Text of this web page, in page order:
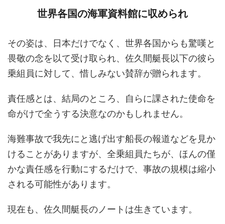
世界各国の海軍資料館に収められ
その姿は、日本だけでなく、世界各国からも驚嘆と
畏敬の念を以て受け取られ、佐久間艇長以下の彼ら
乗組員に対して、惜しみない賛辞が贈られます。
責任感とは、結局のところ、自らに課された使命を
命がけで全うする決意なのかもしれません。
海難事故で我先にと逃げ出す船長の報道などを見か
けることがありますが、全乗組員たちが、ほんの僅
かな責任感を行動にするだけで、事故の規模は縮小
される可能性があります。
現在も、佐久間艇長のノートは生きています。